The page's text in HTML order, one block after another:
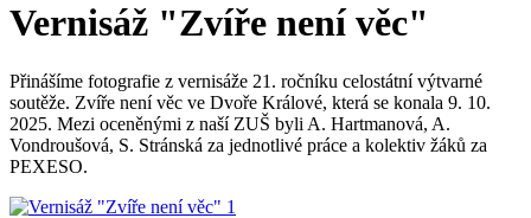
Vernisáž "Zvíře není věc"
Přinášíme fotografie z vernisáže 21. ročníku celostátní výtvarné
soutěže. Zvíře není věc ve Dvoře Králové, která se konala 9. 10.
2025. Mezi oceněnými z naší ZUŠ byli A. Hartmanová, A.
Vondroušová, S. Stránská za jednotlivé práce a kolektiv žáků za
PEXESO.